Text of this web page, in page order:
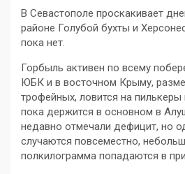
В Севастополе проскакивает
районе Голубой бухты и
пока нет.
Горбыль активен по всему
ЮБК и в восточном Крыму,
трофейных, ловится на пилькеры
пока держится в основном в
недавно отмечали дефицит, но
случаются повсеместно,
полкилограмма попадаются в